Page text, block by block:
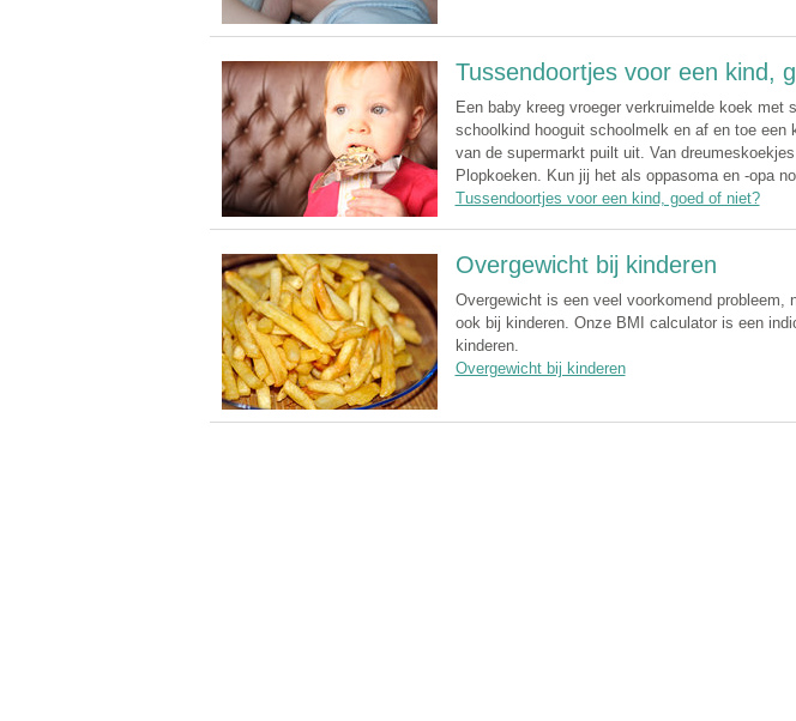
Tussendoortjes voor een kind,
Een baby kreeg vroeger verkruimelde koek met
schoolkind hooguit schoolmelk en af en toe een
van de supermarkt puilt uit. Van
Plopkoeken. Kun jij het als oppasoma en -opa
Tussendoortjes voor een kind, goed of niet?
Overgewicht bij kinderen
Overgewicht is een veel voorkomend probleem,
ook bij kinderen. Onze BMI calculator is een
kinderen.
Overgewicht bij kinderen